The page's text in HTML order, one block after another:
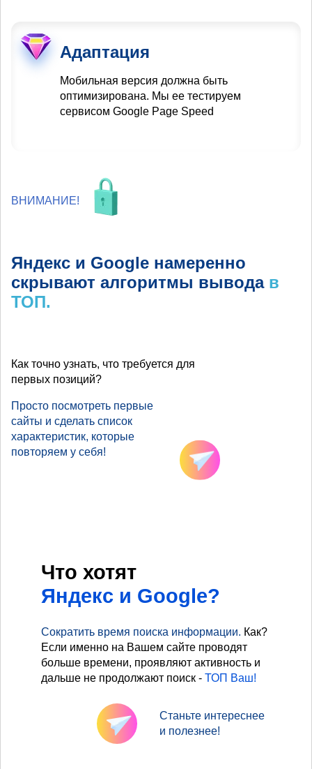
Адаптация
Мобильная версия должна быть
оптимизирована. Мы ее тестируем
сервисом Google Page Speed
ВНИМАНИЕ!
Яндекс и Google намеренно
скрывают алгоритмы вывода в
ТОП.
Как точно узнать, что требуется для
первых позиций?
Просто посмотреть первые
сайты и сделать список
характеристик, которые
повторяем у себя!
Что хотят
Яндекс и Google?
Сократить время поиска информации. Как?
Если именно на Вашем сайте проводят
больше времени, проявляют активность и
дальше не продолжают поиск - ТОП Ваш!
Станьте интереснее
и полезнее!